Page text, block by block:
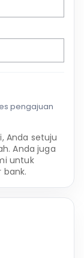
pengajuan
Anda setuju
Anda juga
untuk